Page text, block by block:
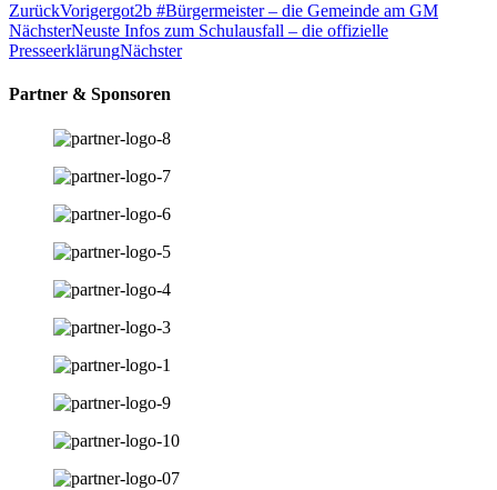
ZurückVorigergot2b #Bürgermeister – die Gemeinde am GM
NächsterNeuste Infos zum Schulausfall – die offizielle
PresseerklärungNächster
Partner & Sponsoren